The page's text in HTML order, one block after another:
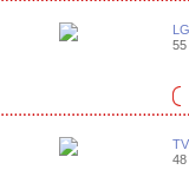
55
48